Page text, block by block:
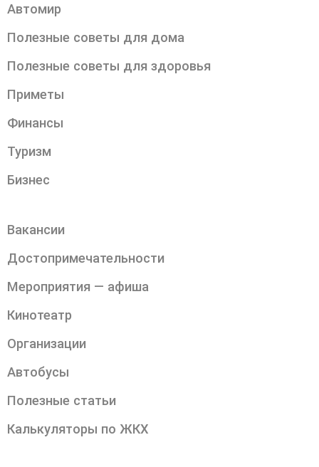
Автомир
Полезные советы для дома
Полезные советы для здоровья
Приметы
Финансы
Туризм
Бизнес
Вакансии
Достопримечательности
Мероприятия — афиша
Кинотеатр
Организации
Автобусы
Полезные статьи
Калькуляторы по ЖКХ